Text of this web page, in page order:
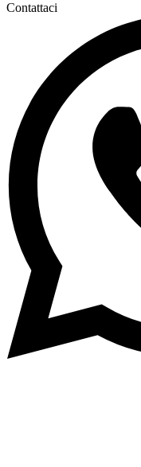
Contattaci